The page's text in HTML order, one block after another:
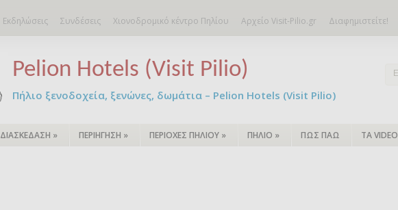
Εκδηλώσεις Συνδέσεις Χιονοδρομικό κέντρο Πηλίου Αρχείο Visit-Pilio.gr Διαφημιστείτε!
Pelion Hotels (Visit Pilio)
Πήλιο ξενοδοχεία, ξενώνες, δωμάτια – Pelion Hotels (Visit Pilio)
ΔΙΑΣΚΕΔΑΣΗ » ΠΕΡΙΗΓΗΣΗ » ΠΕΡΙΟΧΕΣ ΠΗΛΙΟΥ » ΠΗΛΙΟ » ΠΩΣ ΠΑΩ ΤΑ VIDEO